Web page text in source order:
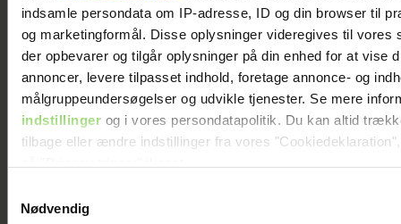
indsamle persondata om IP-adresse, ID og din browser til
og marketingformål. Disse oplysninger videregives til vores
der opbevarer og tilgår oplysninger på din enhed for at vise
annoncer, levere tilpasset indhold, foretage annonce- og
målgruppeundersøgelser og udvikle tjenester. Se mere
indstillingerog i vores persondatapolitik. Du kan altid
tilbage eller ændre indstillinger fra vores
Dine valg anvendes på hele websitet.
Nødvendig
operationen